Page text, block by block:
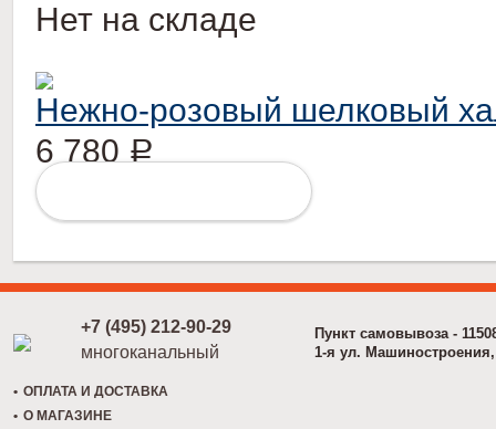
Нет на складе
Нежно-розовый шелковый
6 780 Р
+7 (495) 212-90-29
многоканальный
Пункт самовывоза -
1-я ул.
ОПЛАТА И ДОСТАВКА
О МАГАЗИНЕ